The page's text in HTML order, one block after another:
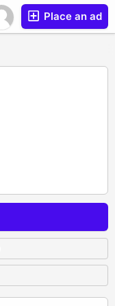
Place an ad